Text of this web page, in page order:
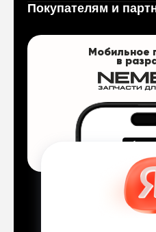
Покупателям и
Мобильное
в
Политика
Работает на